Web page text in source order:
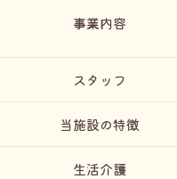
事業内容
スタッフ
当施設の特徴
生活介護